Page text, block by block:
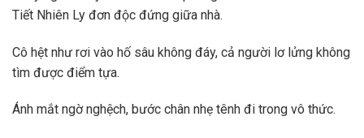
Tiết Nhiên Ly đơn độc đứng giữa nhà.
Cô hệt như rơi vào hố sâu không đáy, cả người lơ lửng không
tìm được điểm tựa.
Ánh mắt ngờ nghệch, bước chân nhẹ tênh đi trong vô thức.